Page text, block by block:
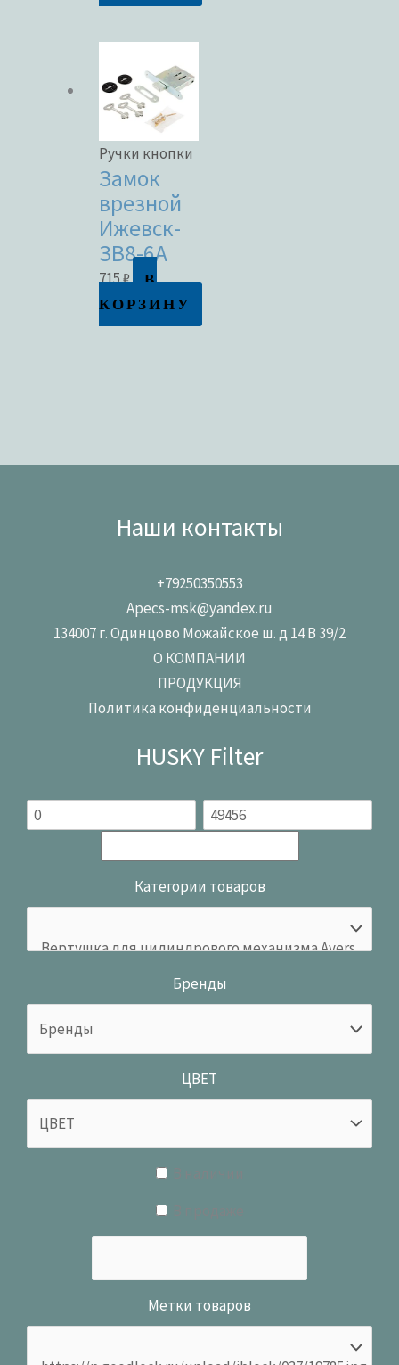
Ручки кнопки
Замок
врезной
Ижевск-
ЗВ8-6А
715₽
В
КОРЗИНУ
Наши контакты
+79250350553
Apecs-msk@yandex.ru
134007 г. Одинцово Можайское ш. д 14 В 39/2
О КОМПАНИИ
ПРОДУКЦИЯ
Политика конфиденциальности
HUSKY Filter
Категории товаров
Бренды
ЦВЕТ
Метки товаров